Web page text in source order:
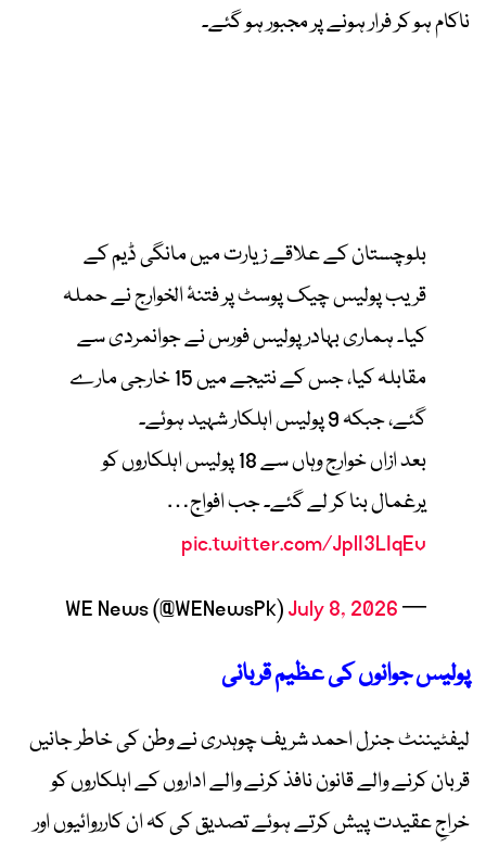
ناکام ہو کر فرار ہونے پر مجبور ہو گئے۔
بلوچستان کے علاقے زیارت میں مانگی ڈیم کے
قریب پولیس چیک پوسٹ پر فتنۂ الخوارج نے حملہ
کیا۔ ہماری بہادر پولیس فورس نے جوانمردی سے
مقابلہ کیا، جس کے نتیجے میں 15 خارجی مارے
گئے، جبکہ 9 پولیس اہلکار شہید ہوئے۔
بعد ازاں خوارج وہاں سے 18 پولیس اہلکاروں کو
یرغمال بنا کر لے گئے۔ جب افواج…
pic.twitter.com/JplI3LIqEv
— WE News (@WENewsPk)
July 8, 2026
پولیس جوانوں کی عظیم قربانی
لیفٹیننٹ جنرل احمد شریف چوہدری نے وطن کی خاطر جانیں
قربان کرنے والے قانون نافذ کرنے والے اداروں کے اہلکاروں کو
خراجِ عقیدت پیش کرتے ہوئے تصدیق کی کہ ان کارروائیوں اور